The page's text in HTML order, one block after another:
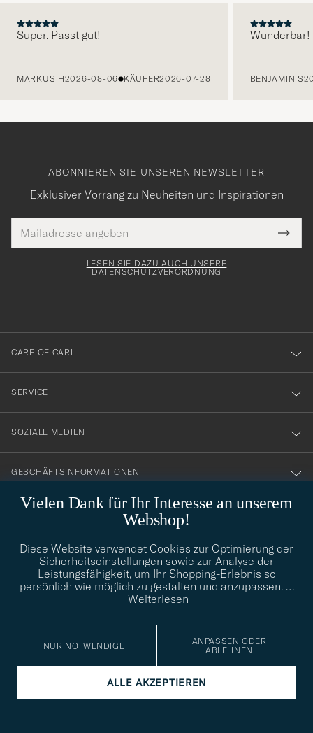
Super. Passt gut!
MARKUS H2026-08-06 KÄUFER2026-07-28
Wunderbar!
BENJAMIN S
Vielen Dank für Ihr Interesse an unserem
Webshop!
Diese Website verwendet Cookies zur Optimierung der
Sicherheitseinstellungen sowie zur Analyse der
Leistungsfähigkeit, um Ihr Shopping-Erlebnis so
persönlich wie möglich zu gestalten und anzupassen. …
Weiterlesen
NUR NOTWENDIGE
ANPASSEN ODER
ABLEHNEN
ALLE AKZEPTIEREN
ABONNIEREN SIE UNSEREN NEWSLETTER
Exklusiver Vorrang zu Neuheiten und Inspirationen
Mail
Adresse
Tack
för
dig
till
vårt
nyhetsbrev!
LESEN SIE DAZU AUCH UNSERE
DATENSCHUTZVERORDNUNG
CARE OF CARL
SERVICE
SOZIALE MEDIEN
GESCHÄFTSINFORMATIONEN
info@careofcarl.de
Benötigen Sie Hilfe bei der Suche nach Ihrem persönlichen Stil?
Wenden Sie sich an uns, wir helfen Ihnen gerne weiter!